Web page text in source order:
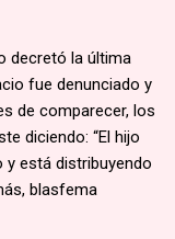
decretó la última
fue denunciado y
de comparecer, los
diciendo: “El hijo
y está distribuyendo
blasfema